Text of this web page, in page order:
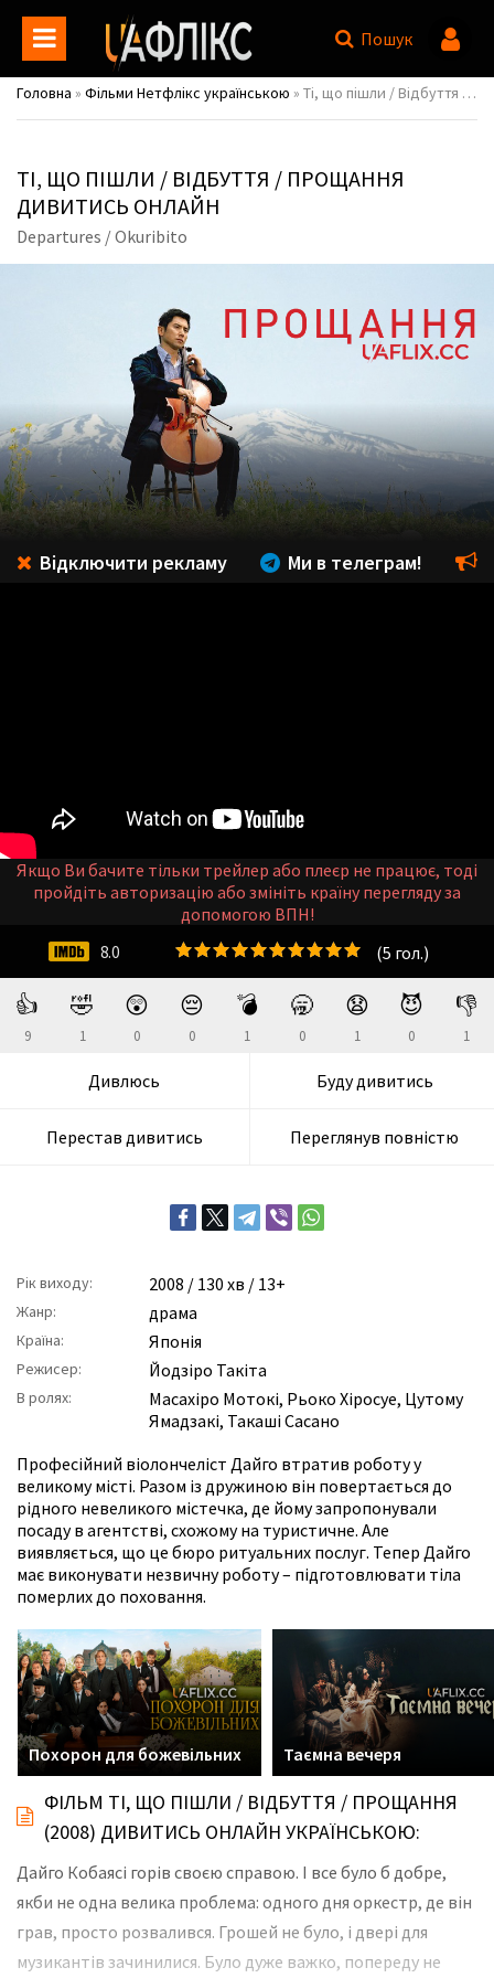
Пошук
Головна » Фільми Нетфлікс українською » Ті, що пішли / Відбуття / Прощання / Departures / Okuribito
ТІ, ЩО ПІШЛИ / ВІДБУТТЯ / ПРОЩАННЯ
ДИВИТИСЬ ОНЛАЙН
Departures / Okuribito
👍
9
🤣
1
😲
0
😔
0
💣
1
🥱
0
😧
1
😈
0
👎
1
Дивлюсь Буду дивитись
Перестав дивитись Переглянув повністю
Рік виходу: 2008 / 130 хв / 13+
Жанр: драма
Країна: Японія
Режисер: Йодзіро Такіта
В ролях: Масахіро Мотокі, Рьоко Хіросуе, Цутому
Ямадзакі, Такаші Сасано
Професійний віолончеліст Дайго втратив роботу у
великому місті. Разом із дружиною він повертається до
рідного невеликого містечка, де йому запропонували
посаду в агентстві, схожому на туристичне. Але
виявляється, що це бюро ритуальних послуг. Тепер Дайго
має виконувати незвичну роботу – підготовлювати тіла
померлих до поховання.
(5 гол.)
8.0
Відключити рекламу Ми в телеграм!
Якщо Ви бачите тільки трейлер або плеєр не працює, тоді
пройдіть авторизацію або змініть країну перегляду за
допомогою ВПН!
Похорон для божевільних Таємна вечеря
ФІЛЬМ ТІ, ЩО ПІШЛИ / ВІДБУТТЯ / ПРОЩАННЯ
(2008) ДИВИТИСЬ ОНЛАЙН УКРАЇНСЬКОЮ:
Дайго Кобаясі горів своєю справою. І все було б добре,
якби не одна велика проблема: одного дня оркестр, де він
грав, просто розвалився. Грошей не було, і двері для
музикантів зачинилися. Було дуже важко, попереду не